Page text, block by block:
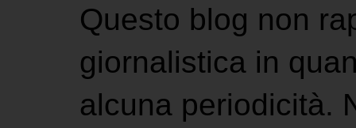
Questo blog non
giornalistica in
alcuna periodicità.